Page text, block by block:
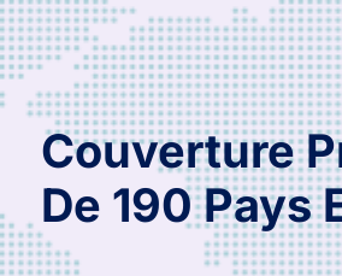
Couverture
De 190 Pays